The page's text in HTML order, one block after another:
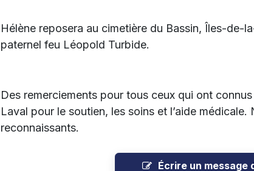
Hélène reposera au cimetière du Bassin, Îles-de-
paternel feu Léopold Turbide.
Des remerciements pour tous ceux qui ont
Laval pour le soutien, les soins et l’aide
reconnaissants.
Écrire un message